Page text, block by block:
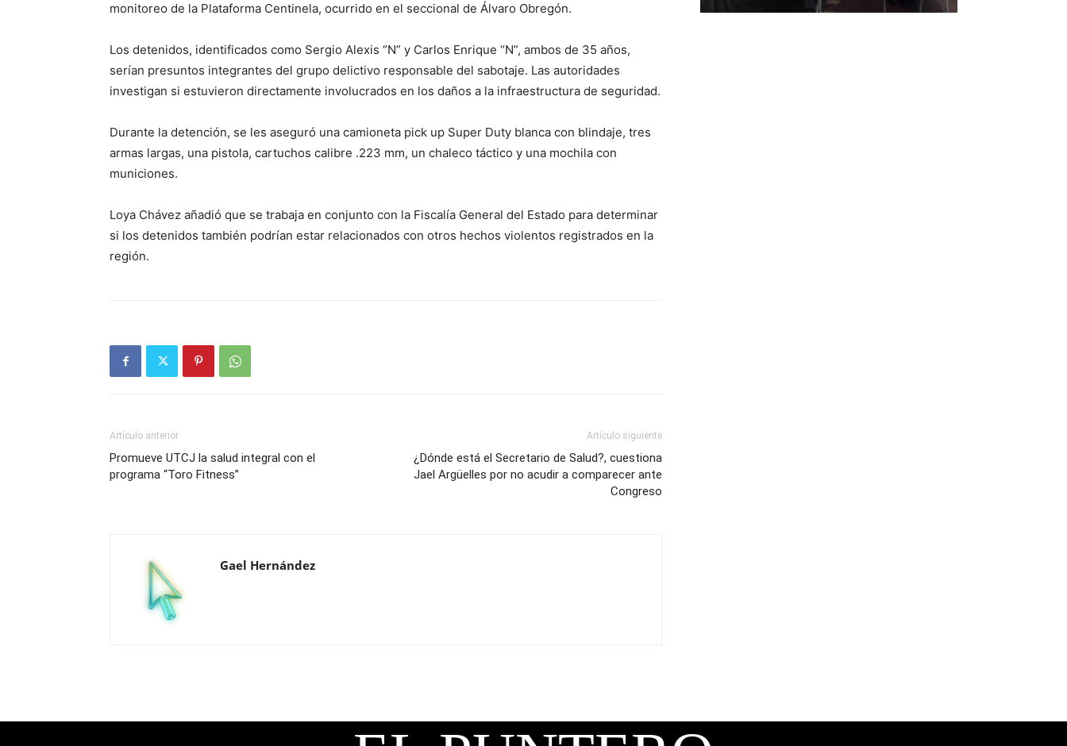
monitoreo de la Plataforma Centinela, ocurrido en el seccional de Álvaro Obregón.
Los detenidos, identificados como Sergio Alexis “N” y Carlos Enrique “N”, ambos de 35 años,
serían presuntos integrantes del grupo delictivo responsable del sabotaje. Las autoridades
investigan si estuvieron directamente involucrados en los daños a la infraestructura de seguridad.
Durante la detención, se les aseguró una camioneta pick up Super Duty blanca con blindaje, tres
armas largas, una pistola, cartuchos calibre .223 mm, un chaleco táctico y una mochila con
municiones.
Loya Chávez añadió que se trabaja en conjunto con la Fiscalía General del Estado para determinar
si los detenidos también podrían estar relacionados con otros hechos violentos registrados en la
región.
Artículo anterior
Promueve UTCJ la salud integral con el
programa “Toro Fitness”
Artículo siguiente
¿Dónde está el Secretario de Salud?, cuestiona
Jael Argüelles por no acudir a comparecer ante
Congreso
Gael Hernández